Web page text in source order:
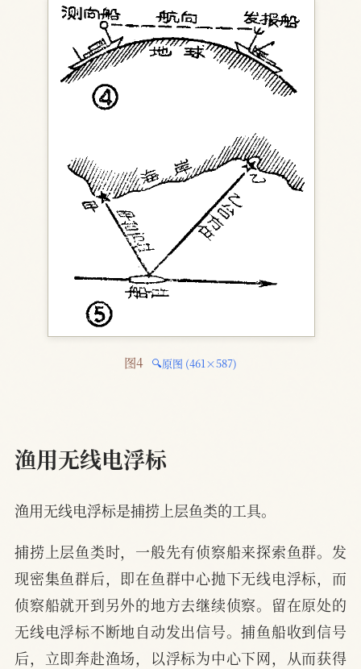
图4 🔍原图 (461×587)
渔用无线电浮标
渔用无线电浮标是捕捞上层鱼类的工具。
捕捞上层鱼类时，一般先有侦察船来探索鱼群。发
现密集鱼群后，即在鱼群中心抛下无线电浮标，而
侦察船就开到另外的地方去继续侦察。留在原处的
无线电浮标不断地自动发出信号。捕鱼船收到信号
后，立即奔赴渔场，以浮标为中心下网，从而获得